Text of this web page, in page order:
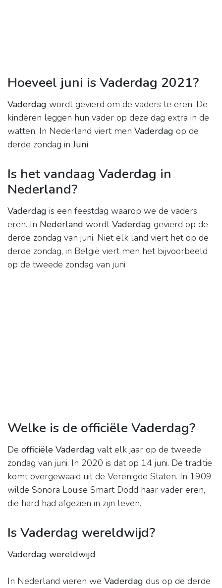
Hoeveel juni is Vaderdag 2021?
Vaderdag wordt gevierd om de vaders te eren. De
kinderen leggen hun vader op deze dag extra in de
watten. In Nederland viert men Vaderdag op de
derde zondag inJuni.
Is het vandaag Vaderdag in
Nederland?
Vaderdag is een feestdag waarop we de vaders
eren. In Nederland wordtVaderdag gevierd op de
derde zondag van juni. Niet elk land viert het op de
derde zondag, in België viert men het bijvoorbeeld
op de tweede zondag van juni.
Welke is de officiële Vaderdag?
De officiële Vaderdag valt elk jaar op de tweede
zondag van juni. In 2020 is dat op 14 juni. De traditie
komt overgewaaid uit de Verenigde Staten. In 1909
wilde Sonora Louise Smart Dodd haar vader eren,
die hard had afgezien in zijn leven.
Is Vaderdag wereldwijd?
Vaderdag wereldwijd
In Nederland vieren we Vaderdag dus op de derde